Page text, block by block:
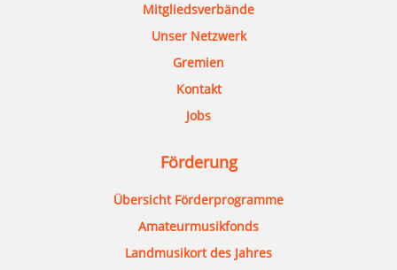
Mitgliedsverbände
Unser Netzwerk
Gremien
Kontakt
Jobs
Förderung
Übersicht Förderprogramme
Amateurmusikfonds
Landmusikort des Jahres